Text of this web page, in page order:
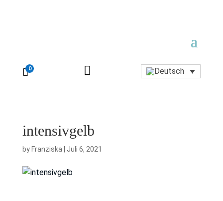
0 
intensivgelb
by Franziska Juli 6, 2021